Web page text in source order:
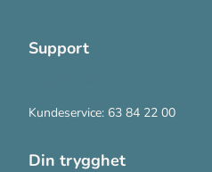
Support
Kundeservice: 63 84 22 00
Din trygghet